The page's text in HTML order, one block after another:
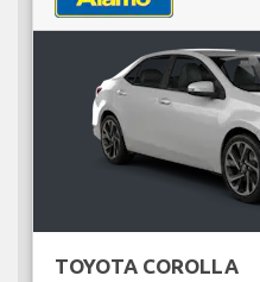
TOYOTA COROLLA